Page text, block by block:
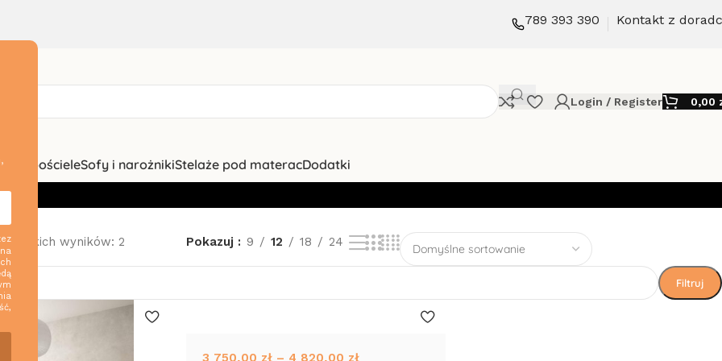
789 393 390 Kontakt z
Login / Register 0,00
i pościeleSofy i narożnikiStelaże pod materacDodatki
wyników: 2 Pokazuj 9 12 18 24
Filtruj
3 750,00 zł – 4 820,00 zł